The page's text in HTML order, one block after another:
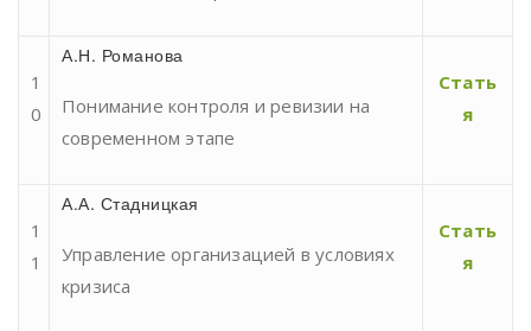
1
0
А.Н. Романова
Понимание контроля и ревизии на
современном этапе
Стать
я
1
1
А.А. Стадницкая
Управление организацией в условиях
кризиса
Стать
я